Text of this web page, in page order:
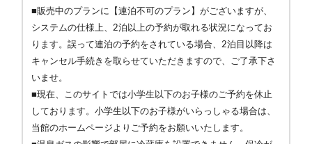
■販売中のプランに【連泊不可のプラン】がございますが、
システムの仕様上、2泊以上の予約が取れる状況になってお
ります。誤って連泊の予約をされている場合、2泊目以降は
キャンセル手続きを取らせていただきますので、ご了承下さ
いませ。
■現在、このサイトでは小学生以下のお子様のご予約を休止
しております。小学生以下のお子様がいらっしゃる場合は、
当館のホームページよりご予約をお願いいたします。